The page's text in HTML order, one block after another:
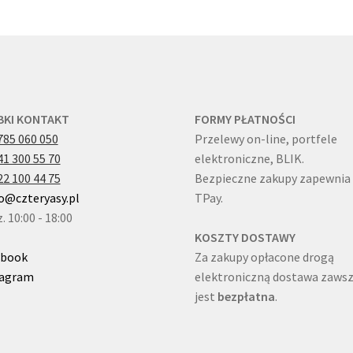
KONTAKT
060 050
300 55 70
100 44 75
10:00 - 18:00
FORMY PŁATNOŚCI
Przelewy on-line, portfele
elektroniczne, BLIK.
Bezpieczne zakupy zapewnia
TPay.
KOSZTY DOSTAWY
Za zakupy opłacone drogą
elektroniczną dostawa
jest bezpłatna.